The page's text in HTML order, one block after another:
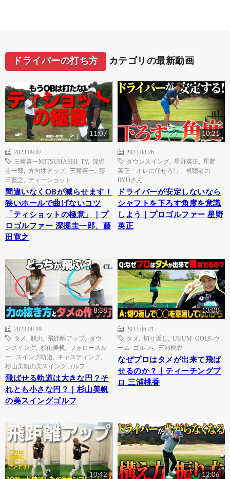
ドライバーの打ち方 カテゴリの最新動画
11:07
2023.09.07
三觜喜一MITSUHASHI TV, 深堀
圭一郎
方向性アップ 三觜喜一
藤
田寛之
ティーショット
間違いなくOBが減らせます！
狭いホールで曲げないコツ
「ティショットの極意」｜プ
ロゴルファー 深掘圭一郎、藤
田寛之
10:21
2023.08.26
ダウンスイング
星野英正
星野
英正「オレに任せろ!」
視聴者の
RYOさん
ドライバーが安定しないなら
シャフトを下ろす角度を意識
しよう｜プロゴルファー 星野
英正
8:38
2023.08.19
タメ
脱力 飛距離アップ
ダウ
ンスイング
杉山美帆
フォロースル
ー
スイング軌道 キャスティング
杉山美帆の美スイングゴルフ
飛ばせる軌道は大きな円？そ
れとも小さな円？｜杉山美帆
の美スイングゴルフ
13:00
2023.06.21
タメ
切り返し
UUUM GOLF-ウ
ーム ゴルフ-
三浦桃香
なぜプロはタメが出来て飛ば
せるのか？｜ティーチングプ
ロ 三浦桃香
10:42 12:06